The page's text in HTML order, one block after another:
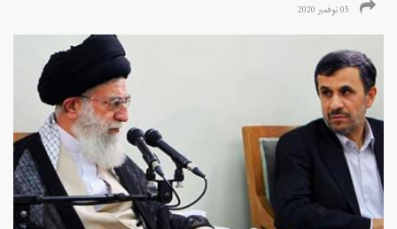
05 نوفمبر 2020